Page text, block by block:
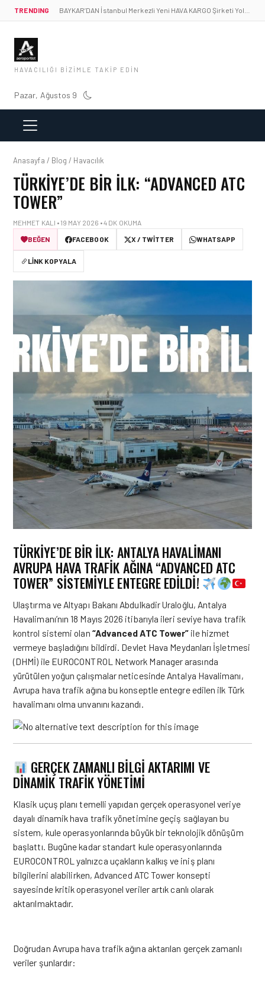
TRENDING
HAVACILIĞI BIZIMLE TAKIP EDIN
Pazar, Ağustos 9
Anasayfa / Blog / Havacılık
TÜRKIYE’DE BIR İLK: “ADVANCED ATC
TOWER”
MEHMET KALI • 19 MAY 2026 • 4 DK OKUMA
BEĞEN
FACEBOOK X / TWITTER WHATSAPP
LINK KOPYALA
TÜRKİYE’DE BİR İLK: ANTALYA HAVALİMANI
AVRUPA HAVA TRAFİK AĞINA “ADVANCED ATC
TOWER” SİSTEMİYLE ENTEGRE EDİLDİ!
Ulaştırma ve Altyapı Bakanı Abdulkadir Uraloğlu, Antalya
Havalimanı’nın 18 Mayıs 2026 itibarıyla ileri seviye hava trafik
kontrol sistemi olan “Advanced ATC Tower” ile hizmet
vermeye başladığını bildirdi. Devlet Hava Meydanları İşletmesi
(DHMİ) ile EUROCONTROL Network Manager arasında
yürütülen yoğun çalışmalar neticesinde Antalya Havalimanı,
Avrupa hava trafik ağına bu konseptle entegre edilen ilk Türk
havalimanı olma unvanını kazandı.
GERÇEK ZAMANLI BILGI AKTARIMI VE
DINAMIK TRAFIK YÖNETIMI
Klasik uçuş planı temelli yapıdan gerçek operasyonel veriye
dayalı dinamik hava trafik yönetimine geçiş sağlayan bu
sistem, kule operasyonlarında büyük bir teknolojik dönüşüm
başlattı. Bugüne kadar standart kule operasyonlarında
EUROCONTROL yalnızca uçakların kalkış ve iniş planı
bilgilerini alabilirken, Advanced ATC Tower konsepti
sayesinde kritik operasyonel veriler artık canlı olarak
aktarılmaktadır.
Doğrudan Avrupa hava trafik ağına aktarılan gerçek zamanlı
veriler şunlardır: